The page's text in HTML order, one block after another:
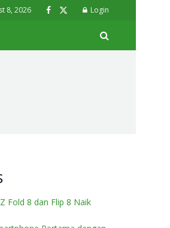
8, 2026 Login
Fold 8 dan Flip 8 Naik